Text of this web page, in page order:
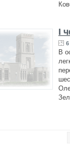
І
6
В